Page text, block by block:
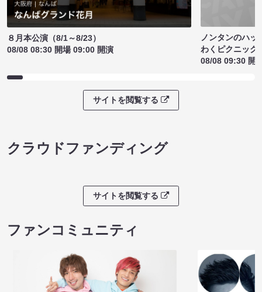
８月本公演（8/1～8/23）
08/08 08:30 開場 09:00 開演
ノンタンのハッ
わくピクニック
08/08 09:30 開
サイトを閲覧する
クラウドファンディング
サイトを閲覧する
ファンコミュニティ